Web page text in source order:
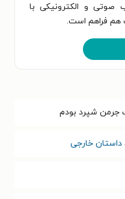
صوتی و الکترونیکی با
هم فراهم است.
جرمن شپرد بودم
داستان خارجی